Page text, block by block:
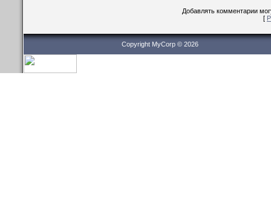
Добавлять комментарии
[
Copyright MyCorp © 2026